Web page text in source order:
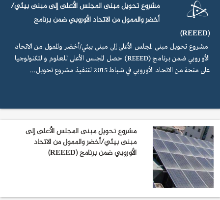
مشروع تحويل مبنى المجلس الأعلى إلى مبنى بيئي/
أخضر والممول من الاتحاد الأوروبي ضمن برنامج
(REEED)
مشروع تحويل مبنى المجلس الأعلى إلى مبنى بيئي/أخضر والممول من الاتحاد
الأوروبي ضمن برنامج (REEED) حصل المجلس الأعلى للعلوم والتكنولوجيا
على منحة من الاتحاد الأوروبي في شباط 2015 لتنفيذ مشروع تحويل...
مشروع تحويل مبنى المجلس الأعلى إلى
مبنى بيئي/أخضر والممول من الاتحاد
الأوروبي ضمن برنامج (REEED)